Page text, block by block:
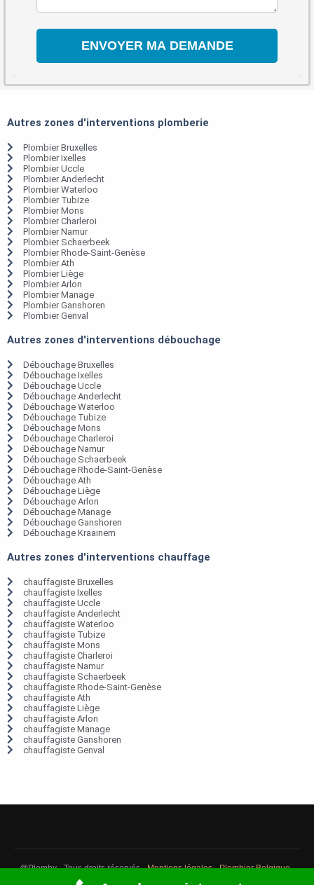
Autres zones d'interventions plomberie
Plombier Bruxelles
Plombier Ixelles
Plombier Uccle
Plombier Anderlecht
Plombier Waterloo
Plombier Tubize
Plombier Mons
Plombier Charleroi
Plombier Namur
Plombier Schaerbeek
Plombier Rhode-Saint-Genèse
Plombier Ath
Plombier Liège
Plombier Arlon
Plombier Manage
Plombier Ganshoren
Plombier Genval
Autres zones d'interventions débouchage
Débouchage Bruxelles
Débouchage Ixelles
Débouchage Uccle
Débouchage Anderlecht
Débouchage Waterloo
Débouchage Tubize
Débouchage Mons
Débouchage Charleroi
Débouchage Namur
Débouchage Schaerbeek
Débouchage Rhode-Saint-Genèse
Débouchage Ath
Débouchage Liège
Débouchage Arlon
Débouchage Manage
Débouchage Ganshoren
Débouchage Kraainem
Autres zones d'interventions chauffage
chauffagiste Bruxelles
chauffagiste Ixelles
chauffagiste Uccle
chauffagiste Anderlecht
chauffagiste Waterloo
chauffagiste Tubize
chauffagiste Mons
chauffagiste Charleroi
chauffagiste Namur
chauffagiste Schaerbeek
chauffagiste Rhode-Saint-Genèse
chauffagiste Ath
chauffagiste Liège
chauffagiste Arlon
chauffagiste Manage
chauffagiste Ganshoren
chauffagiste Genval
@Plomby - Tous droits réservés -Mentions légales-Plombier Belgique-
Débouchage Belgique